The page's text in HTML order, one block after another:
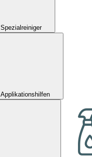
Spezialreiniger
Applikationshilfen